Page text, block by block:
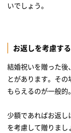
いでしょう。
お返しを考慮す
結婚祝いを贈った後
とがあります。そ
もらえるのが一般的。
少額であればお返し
を考慮して贈りま